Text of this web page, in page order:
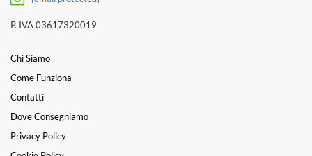
P. IVA 03617320019
Chi Siamo
Come Funziona
Contatti
Dove Consegniamo
Privacy Policy